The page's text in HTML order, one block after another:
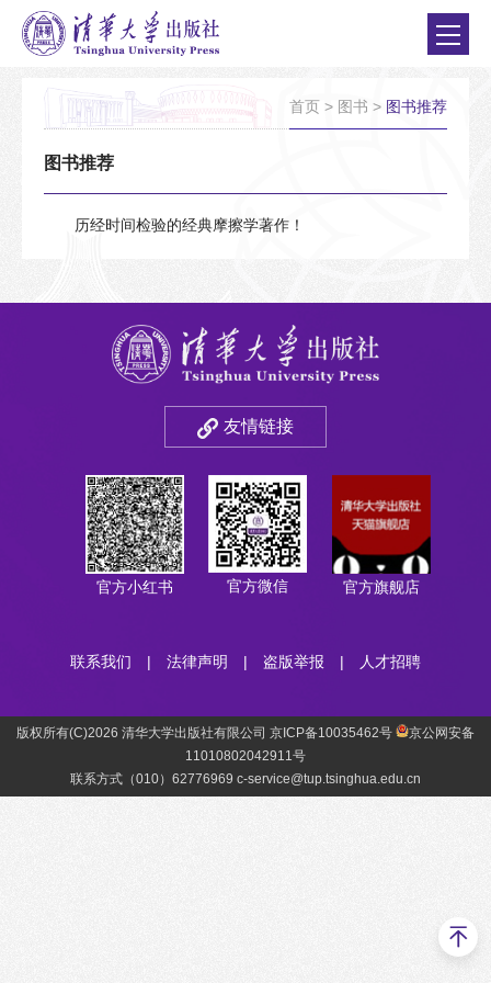
首页 > 图书 > 图书推荐
图书推荐
历经时间检验的经典摩擦学著作！
友情链接
官方小红书 官方微信 官方旗舰店
联系我们 | 法律声明 | 盗版举报 | 人才招聘
版权所有(C)2026 清华大学出版社有限公司 京ICP备10035462号
京公网安备
11010802042911号
联系方式（010）62776969 c-service@tup.tsinghua.edu.cn